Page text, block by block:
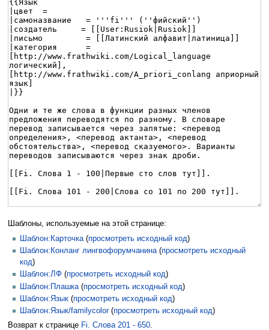
Шаблоны, используемые на этой странице:
Шаблон:Карточка(просмотреть исходный код)
Шаблон:Конланг лингвофорумчанина(просмотреть исходный
код)
Шаблон:ЛФ (просмотреть исходный код)
Шаблон:Плашка (просмотреть исходный код)
Шаблон:Язык (просмотреть исходный код)
Шаблон:Язык/familycolor(просмотреть исходный код)
Возврат к странице Fi. Слова 201 - 650.